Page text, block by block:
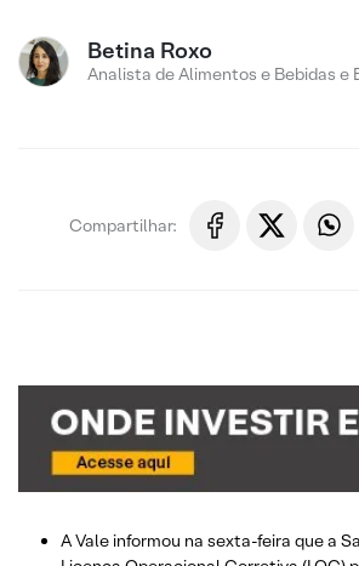
Betina Roxo
Analista de Alimentos e Bebidas
Compartilhar:
A Vale informou na sexta-feira que a